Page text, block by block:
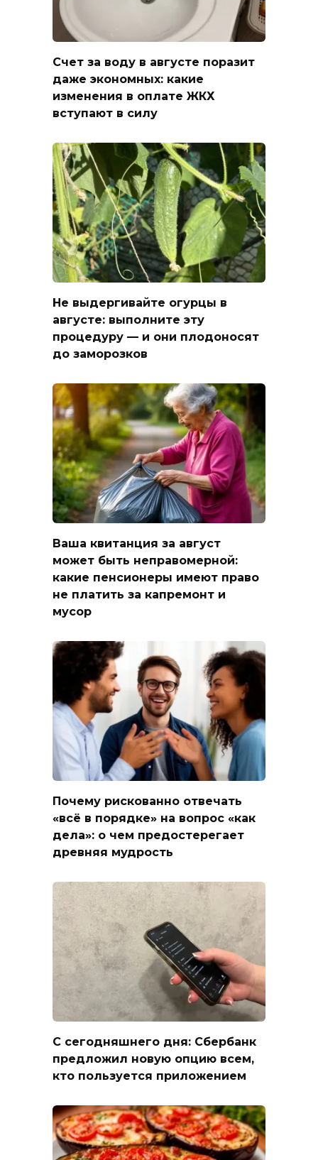
Счет за воду в августе поразит
даже экономных: какие
изменения в оплате ЖКХ
вступают в силу
Не выдергивайте огурцы в
августе: выполните эту
процедуру — и они плодоносят
до заморозков
Ваша квитанция за август
может быть неправомерной:
какие пенсионеры имеют право
не платить за капремонт и
мусор
Почему рискованно отвечать
«всё в порядке» на вопрос «как
дела»: о чем предостерегает
древняя мудрость
С сегодняшнего дня: Сбербанк
предложил новую опцию всем,
кто пользуется приложением